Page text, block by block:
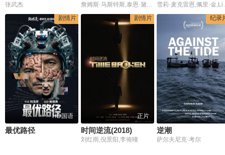
张武杰 詹姆斯·马斯特斯,泰恩·黛莉,Elisabeth Henry-Macari,娜娜·维西特
雪莉·
剧情片
HD国语
最优路径
剧情片
正片
时间逆流(2018)
刘红雨,倪景阳,李侑曈
纪录
逆潮
萨尔夫尼克·考尔